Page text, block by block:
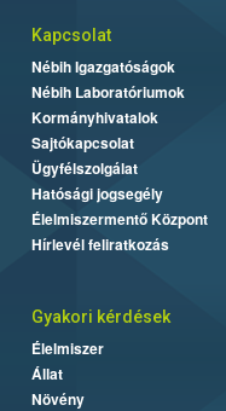
Kapcsolat
Nébih Igazgatóságok
Nébih Laboratóriumok
Kormányhivatalok
Sajtókapcsolat
Ügyfélszolgálat
Hatósági jogsegély
Élelmiszermentő Központ
Hírlevél feliratkozás
Gyakori kérdések
Élelmiszer
Állat
Növény